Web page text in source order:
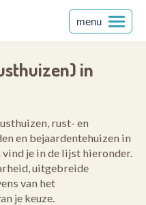
menu
in
rust- en
en bejaardentehuizen in
je in de lijst hieronder.
uitgebreide
van het
je keuze.